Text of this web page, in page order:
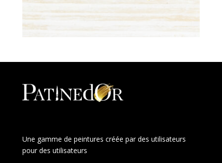
Une gamme de peintures créée par des utilisateurs
pour des utilisateurs